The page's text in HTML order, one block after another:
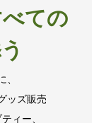
ての
ッズ販売
ィー、